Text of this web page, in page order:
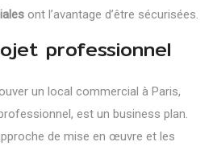
ont l’avantage d’être sécurisées.
professionnel
un local commercial à Paris,
est un business plan.
de mise en œuvre et les